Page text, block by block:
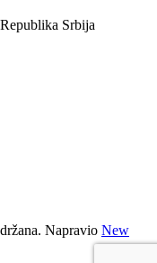
Srbija
Napravio New